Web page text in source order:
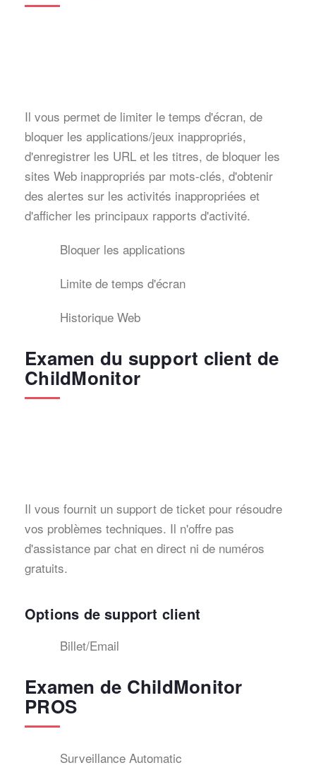
Il vous permet de limiter le temps d'écran, de
bloquer les applications/jeux inappropriés,
d'enregistrer les URL et les titres, de bloquer les
sites Web inappropriés par mots-clés, d'obtenir
des alertes sur les activités inappropriées et
d'afficher les principaux rapports d'activité.
Bloquer les applications
Limite de temps d'écran
Historique Web
Examen du support client de
ChildMonitor
Il vous fournit un support de ticket pour résoudre
vos problèmes techniques. Il n'offre pas
d'assistance par chat en direct ni de numéros
gratuits.
Options de support client
Billet/Email
Examen de ChildMonitor
PROS
Surveillance Automatic